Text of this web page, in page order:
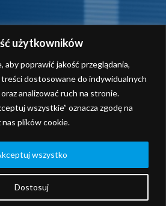
użytkowników
aby poprawić jakość przeglądania,
dostosowane do indywidualnych
analizować ruch na stronie.
wszystkie” oznacza zgodę na
plików cookie.
Dostosuj
wszystko
00